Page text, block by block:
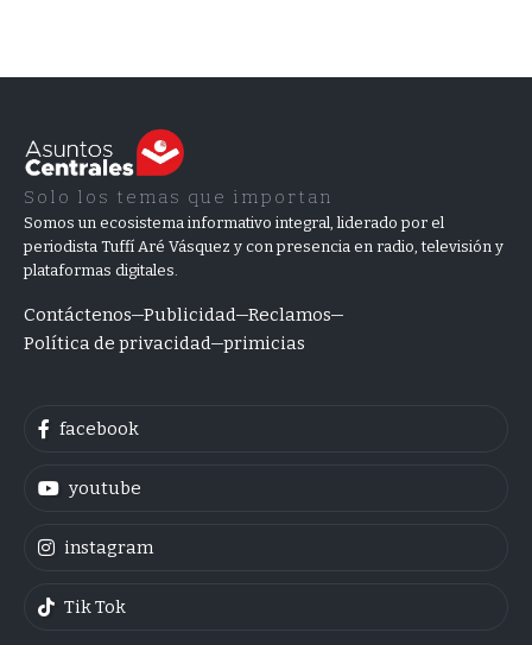
Solo los temas que importan
Somos un ecosistema informativo integral, liderado por el
periodista Tuffí Aré Vásquez y con presencia en radio, televisión y
plataformas digitales.
Contáctenos Publicidad Reclamos
Política de privacidad primicias
facebook
youtube
instagram
Tik Tok